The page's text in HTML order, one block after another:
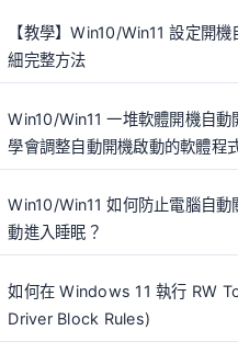
【教學】Win10/Win11 設定開
細完整方法
Win10/Win11 一堆軟體開機自動
學會調整自動開機啟動的軟體程
Win10/Win11 如何防止電腦自動
動進入睡眠？
如何在 Windows 11 執行 RW
Driver Block Rules)